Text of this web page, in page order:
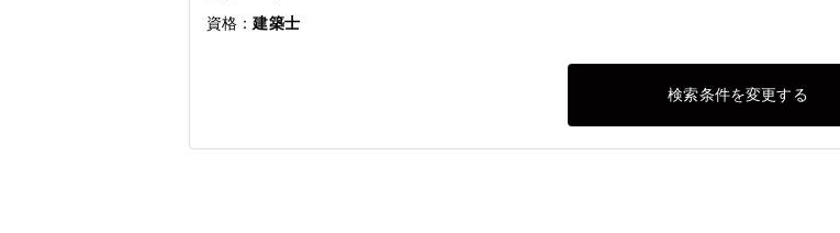
資格：建築士
検索条件を変更する